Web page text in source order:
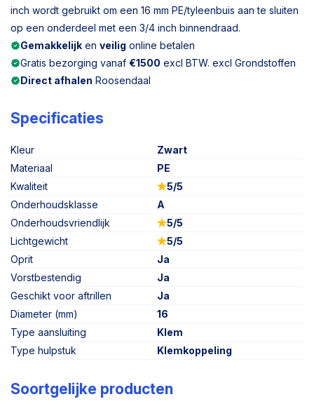
inch wordt gebruikt om een 16 mm PE/tyleenbuis aan te sluiten
op een onderdeel met een 3/4 inch binnendraad.
Gemakkelijk en veilig online betalen
Gratis bezorging vanaf €1500 excl BTW. excl Grondstoffen
Direct afhalen Roosendaal
Specificaties
Kleur
Zwart
Materiaal
PE
Kwaliteit
5/5
Onderhoudsklasse
A
Onderhoudsvriendlijk
5/5
Lichtgewicht
5/5
Oprit
Ja
Vorstbestendig
Ja
Geschikt voor aftrillen
Ja
Diameter (mm)
16
Type aansluiting
Klem
Type hulpstuk
Klemkoppeling
Soortgelijke producten